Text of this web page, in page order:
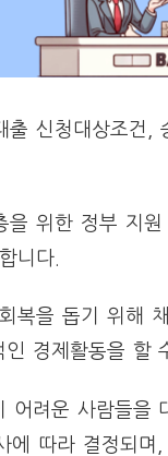
신청대상조건
을 위한 정부 지
니다.
복을 돕기 위해
경제활동을 할
어려운 사람들을
에 따라 결정되